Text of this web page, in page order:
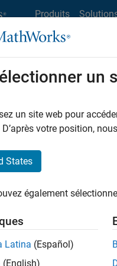
Produits
chez MathWorks
opportunités Adresses de
FILTRER
d'offre
Les
un
un site web pour
D’après votre position,
States
également
Latina (Español)
(English)